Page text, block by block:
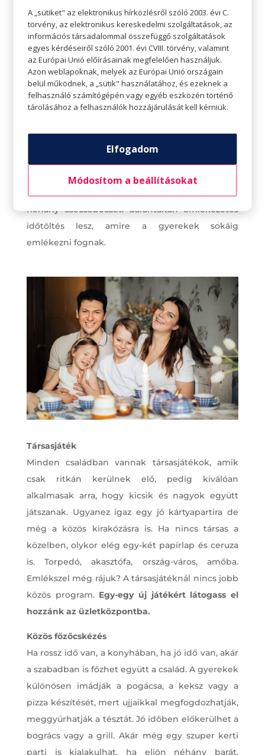
Kincsvadászat
Szintén olyan tevékenység, amit a lakásban, de a
szabadban is kivitelezhetünk, és garantáltan
mindenki élvezni fogja. Anya vagy apa eldugja a
kincset, majd a gyerekek térképek segítségével
megkeresik azokat. Van olyan gyerek, akit a
kincskeresés nem hoz izgalomba? A trükkös
térképet, és eldughatja a lakásban, oda, ahol a
Kincs lehet bármi csillogó, de az
üzletközpontban sétálva is beszerezhetünk
néhány csecsebecsét. Garantáltan emlékezetes
időtöltés lesz, amire a gyerekek sokáig
emlékezni fognak.
Társasjáték
Minden családban vannak társasjátékok, amik
csak ritkán kerülnek elő, pedig kiválóan
alkalmasak arra, hogy kicsik és nagyok együtt
játszanak. Ugyanez igaz egy jó kártyapartira de
még a közös kirakózásra is. Ha nincs társas a
közelben, olykor elég egy-két papírlap és ceruza
is. Torpedó, akasztófa, ország-város, amőba.
Emlékszel még rájuk? A társasjátéknál nincs jobb
közös program. Egy-egy új játékért látogass el
hozzánk az üzletközpontba.
Közös főzőcskézés
Ha rossz idő van, a konyhában, ha jó idő van, akár
a szabadban is főzhet együtt a család. A gyerekek
különösen imádják a pogácsa, a keksz vagy a
pizza készítését, mert ujjaikkal megfogdozhatják,
meggyúrhatják a tésztát. Jó időben előkerülhet a
bogrács vagy a grill. Akár még egy szuper kerti
parti is kialakulhat, ha eljön néhány barát.
A „sütiket" az elektronikus hírközlésről szóló 2003. évi C.
törvény, az elektronikus kereskedelmi szolgáltatások, az
információs társadalommal összefüggő szolgáltatások
egyes kérdéseiről szóló 2001. évi CVIII. törvény, valamint
az Európai Unió előírásainak megfelelően használjuk.
Azon weblapoknak, melyek az Európai Unió országain
belül működnek, a „sütik" használatához, és ezeknek a
felhasználó számítógépén vagy egyéb eszközén történő
tárolásához a felhasználók hozzájárulását kell kérniük.
Elfogadom
Módosítom a beállításokat